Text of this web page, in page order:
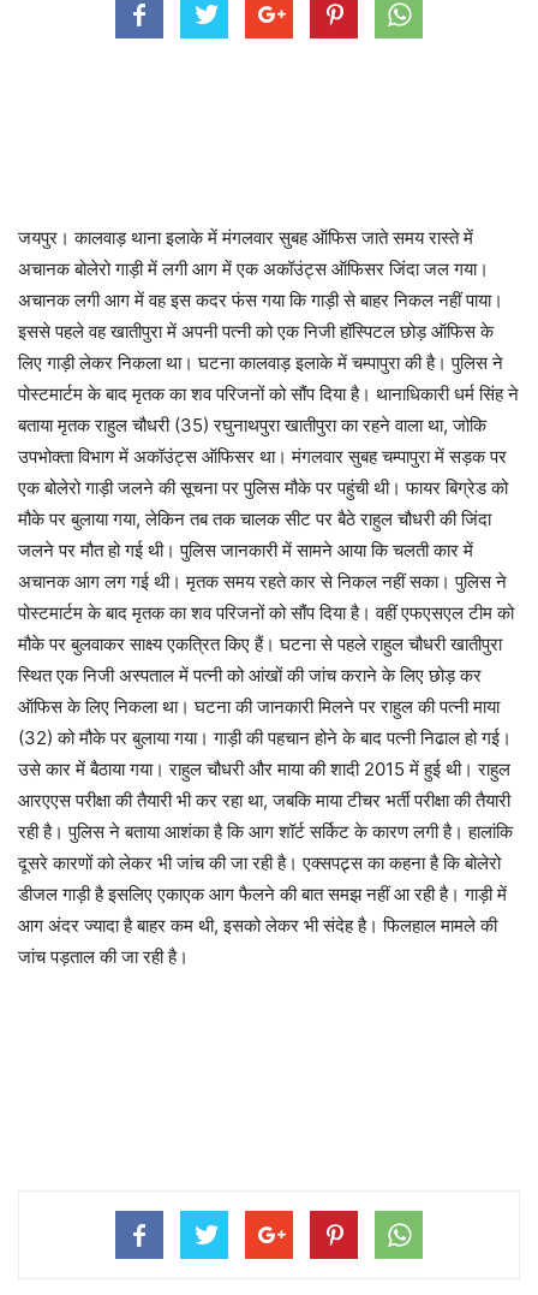
जयपुर। कालवाड़ थाना इलाके में मंगलवार सुबह ऑफिस जाते समय रास्ते में
अचानक बोलेरो गाड़ी में लगी आग में एक अकॉउंट्स ऑफिसर जिंदा जल गया।
अचानक लगी आग में वह इस कदर फंस गया कि गाड़ी से बाहर निकल नहीं पाया।
इससे पहले वह खातीपुरा में अपनी पत्नी को एक निजी हॉस्पिटल छोड़ ऑफिस के
लिए गाड़ी लेकर निकला था। घटना कालवाड़ इलाके में चम्पापुरा की है। पुलिस ने
पोस्टमार्टम के बाद मृतक का शव परिजनों को सौंप दिया है। थानाधिकारी धर्म सिंह ने
बताया मृतक राहुल चौधरी (35) रघुनाथपुरा खातीपुरा का रहने वाला था, जोकि
उपभोक्ता विभाग में अकॉउंट्स ऑफिसर था। मंगलवार सुबह चम्पापुरा में सड़क पर
एक बोलेरो गाड़ी जलने की सूचना पर पुलिस मौके पर पहुंची थी। फायर बिग्रेड को
मौके पर बुलाया गया, लेकिन तब तक चालक सीट पर बैठे राहुल चौधरी की जिंदा
जलने पर मौत हो गई थी। पुलिस जानकारी में सामने आया कि चलती कार में
अचानक आग लग गई थी। मृतक समय रहते कार से निकल नहीं सका। पुलिस ने
पोस्टमार्टम के बाद मृतक का शव परिजनों को सौंप दिया है। वहीं एफएसएल टीम को
मौके पर बुलवाकर साक्ष्य एकत्रित किए हैं। घटना से पहले राहुल चौधरी खातीपुरा
स्थित एक निजी अस्पताल में पत्नी को आंखों की जांच कराने के लिए छोड़ कर
ऑफिस के लिए निकला था। घटना की जानकारी मिलने पर राहुल की पत्नी माया
(32) को मौके पर बुलाया गया। गाड़ी की पहचान होने के बाद पत्नी निढाल हो गई।
उसे कार में बैठाया गया। राहुल चौधरी और माया की शादी 2015 में हुई थी। राहुल
आरएएस परीक्षा की तैयारी भी कर रहा था, जबकि माया टीचर भर्ती परीक्षा की तैयारी
रही है। पुलिस ने बताया आशंका है कि आग शॉर्ट सर्किट के कारण लगी है। हालांकि
दूसरे कारणों को लेकर भी जांच की जा रही है। एक्सपट्र्स का कहना है कि बोलेरो
डीजल गाड़ी है इसलिए एकाएक आग फैलने की बात समझ नहीं आ रही है। गाड़ी में
आग अंदर ज्यादा है बाहर कम थी, इसको लेकर भी संदेह है। फिलहाल मामले की
जांच पड़ताल की जा रही है।